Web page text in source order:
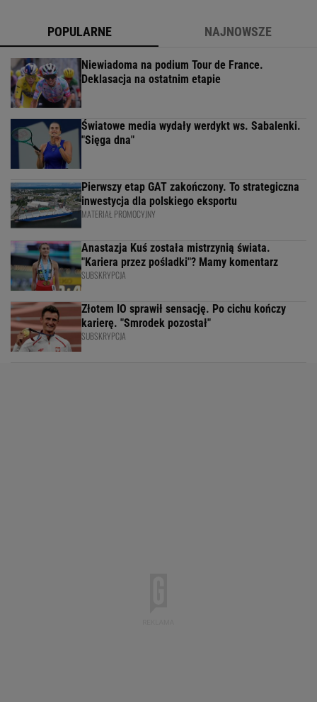
POPULARNE NAJNOWSZE
Niewiadoma na podium Tour de France.
Deklasacja na ostatnim etapie
Światowe media wydały werdykt ws. Sabalenki.
"Sięga dna"
Pierwszy etap GAT zakończony. To strategiczna
inwestycja dla polskiego eksportu
MATERIAŁ PROMOCYJNY
Anastazja Kuś została mistrzynią świata.
"Kariera przez pośladki"? Mamy komentarz
SUBSKRYPCJA
Złotem IO sprawił sensację. Po cichu kończy
karierę. "Smrodek pozostał"
SUBSKRYPCJA